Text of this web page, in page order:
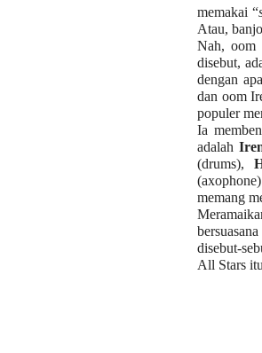
memakai “
Atau,
Nah, oom
disebut,
dengan
dan oom
populer
Ia
adalah
(drums),
memang
disebut-
All Stars